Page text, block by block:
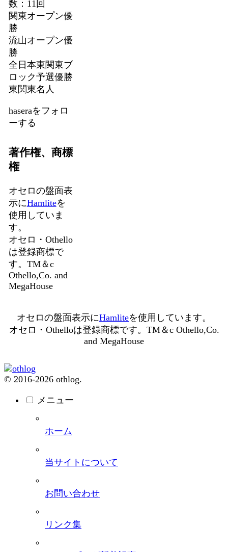
数：11回
関東オープン優
勝
流山オープン優
勝
全日本東関東ブ
ロック予選優勝
東関東名人
haseraをフォロ
ーする
著作権、商標
権
オセロの盤面表
示にHamliteを
使用していま
す。
オセロ・Othello
は登録商標で
す。TM＆c
Othello,Co. and
MegaHouse
オセロの盤面表示にHamliteを使用しています。
オセロ・Othelloは登録商標です。TM＆c Othello,Co.
and MegaHouse
© 2016-2026 othlog.
メニュー
ホーム
当サイトについて
お問い合わせ
リンク集